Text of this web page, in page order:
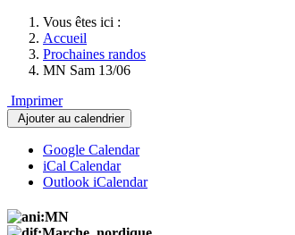
Vous êtes ici :
Accueil
Prochaines randos
MN Sam 13/06
Imprimer
Ajouter au calendrier
Google Calendar
iCal Calendar
Outlook iCalendar